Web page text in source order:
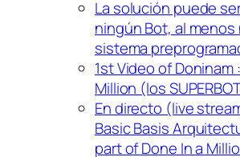
La solución puede
ningún Bot, al menos
sistema
1st Video of Doninam
Million (los
En directo (live
Basic Basis
part of Done In a